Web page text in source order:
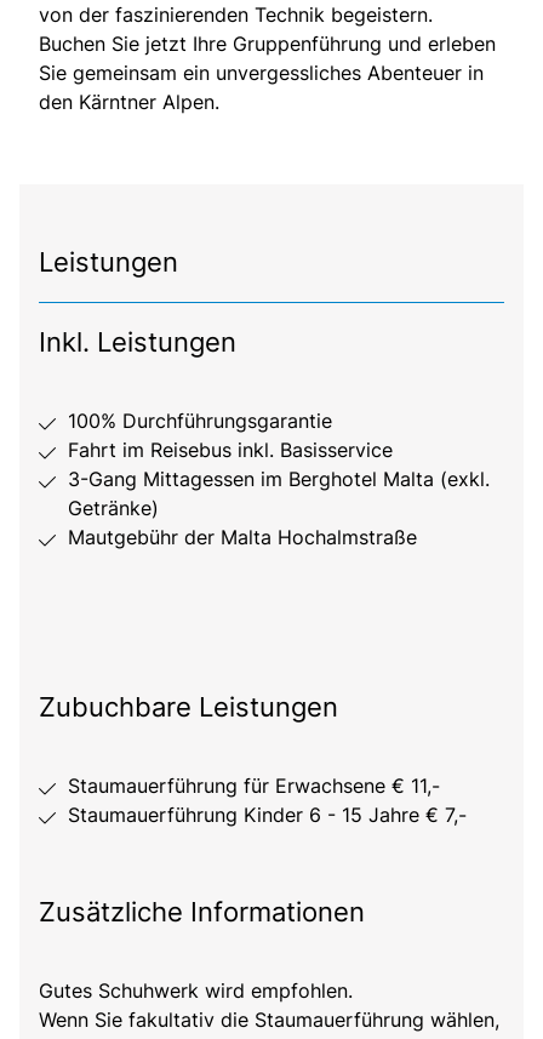
von der faszinierenden Technik begeistern.
Buchen Sie jetzt Ihre Gruppenführung und erleben
Sie gemeinsam ein unvergessliches Abenteuer in
den Kärntner Alpen.
Leistungen
Inkl. Leistungen
100% Durchführungsgarantie
Fahrt im Reisebus inkl. Basisservice
3-Gang Mittagessen im Berghotel Malta (exkl.
Getränke)
Mautgebühr der Malta Hochalmstraße
Zubuchbare Leistungen
Staumauerführung für Erwachsene € 11,-
Staumauerführung Kinder 6 - 15 Jahre € 7,-
Zusätzliche Informationen
Gutes Schuhwerk wird empfohlen.
Wenn Sie fakultativ die Staumauerführung wählen,